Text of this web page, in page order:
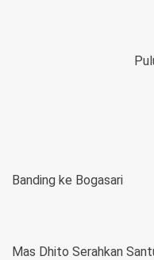
Banding ke Bogasari
Mas Dhito Serahkan